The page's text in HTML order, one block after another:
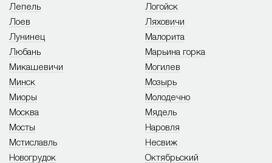
Лепель
Логойск
Лоев
Лунинец
Любань
Ляховичи
Малорита
Марьина горка
Микашевичи
Минск
Миоры
Могилев
Мозырь
Молодечно
Москва
Мосты
Мстиславль
Мядель
Наровля
Несвиж
Новогрудок
Октябрьский